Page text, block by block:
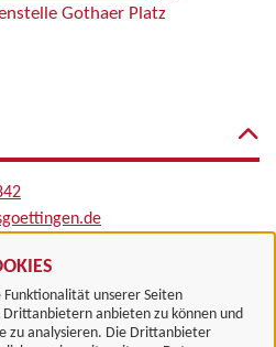
unserer Seiten
anbieten zu können und
zu analysieren. Die Drittanbieter
Gothaer Platz